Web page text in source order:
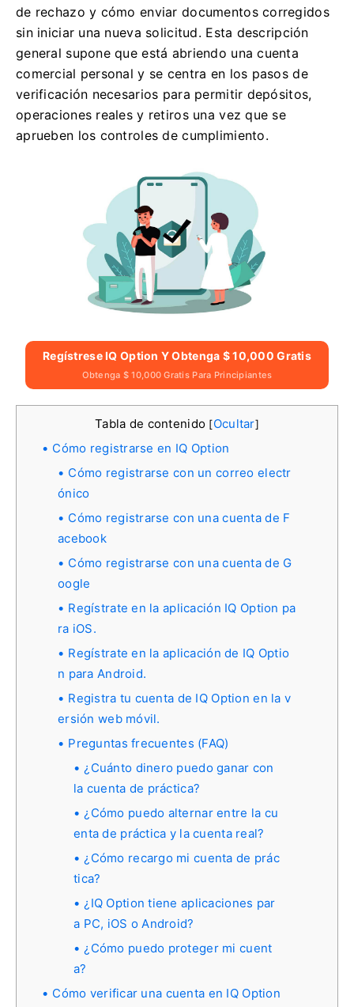
de rechazo y cómo enviar documentos corregidos
sin iniciar una nueva solicitud. Esta descripción
general supone que está abriendo una cuenta
comercial personal y se centra en los pasos de
verificación necesarios para permitir depósitos,
operaciones reales y retiros una vez que se
aprueben los controles de cumplimiento.
Regístrese IQ Option Y Obtenga $ 10,000 Gratis
Obtenga $ 10,000 Gratis Para Principiantes
Tabla de contenido [Ocultar]
Cómo registrarse en IQ Option
Cómo registrarse con un correo electr
ónico
Cómo registrarse con una cuenta de F
acebook
Cómo registrarse con una cuenta de G
oogle
Regístrate en la aplicación IQ Option pa
ra iOS.
Regístrate en la aplicación de IQ Optio
n para Android.
Registra tu cuenta de IQ Option en la v
ersión web móvil.
Preguntas frecuentes (FAQ)
¿Cuánto dinero puedo ganar con
la cuenta de práctica?
¿Cómo puedo alternar entre la cu
enta de práctica y la cuenta real?
¿Cómo recargo mi cuenta de prác
tica?
¿IQ Option tiene aplicaciones par
a PC, iOS o Android?
¿Cómo puedo proteger mi cuent
a?
Cómo verificar una cuenta en IQ Option